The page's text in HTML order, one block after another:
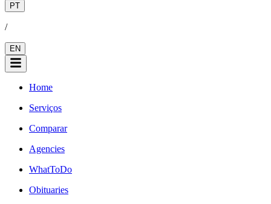
PT
/
EN
Home
Serviços
Comparar
Agencies
WhatToDo
Obituaries